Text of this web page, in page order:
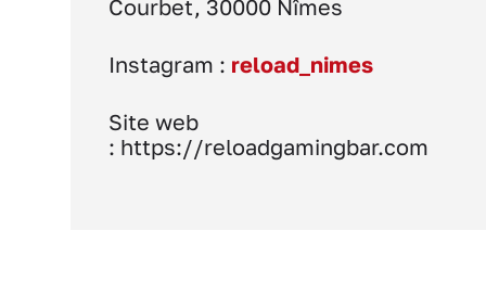
Courbet, 30000 Nîmes
Instagram : reload_nimes
Site web
: https://reloadgamingbar.com